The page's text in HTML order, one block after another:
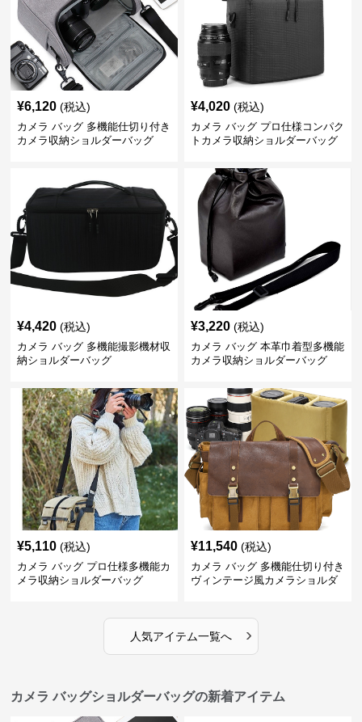
¥6,120 (税込)
カメラ バッグ 多機能仕切り付き
カメラ収納ショルダーバッグ
¥4,020 (税込)
カメラ バッグ プロ仕様コンパク
トカメラ収納ショルダーバッグ
¥4,420 (税込)
カメラ バッグ 多機能撮影機材収
納ショルダーバッグ
¥3,220 (税込)
カメラ バッグ 本革巾着型多機能
カメラ収納ショルダーバッグ
¥5,110 (税込)
カメラ バッグ プロ仕様多機能カ
メラ収納ショルダーバッグ
¥11,540 (税込)
カメラ バッグ 多機能仕切り付き
ヴィンテージ風カメラショルダ
人気アイテム一覧へ ›
カメラ バッグショルダーバッグの新着アイテム